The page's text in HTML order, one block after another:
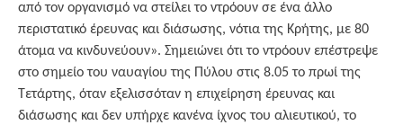
από τον οργανισμό να στείλει το ντρόουν σε ένα άλλο
περιστατικό έρευνας και διάσωσης, νότια της Κρήτης, με 80
άτομα να κινδυνεύουν». Σημειώνει ότι το ντρόουν επέστρεψε
στο σημείο του ναυαγίου της Πύλου στις 8.05 το πρωί της
Τετάρτης, όταν εξελισσόταν η επιχείρηση έρευνας και
διάσωσης και δεν υπήρχε κανένα ίχνος του αλιευτικού, το